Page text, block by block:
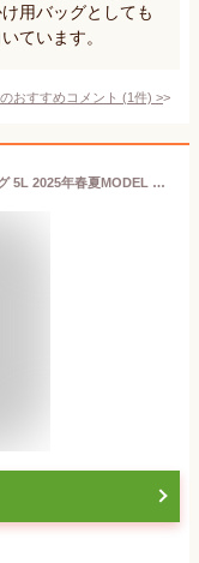
用バッグとしても
ています。
おすすめコメント (1件) >
ミズノ 【 MIZUNO 】 N-XT クーラーバッグ 5L 2025年春夏MODEL 【 33JMC017 クーラーバック 保冷 通勤 通学 試合 応援 部活動 メンズ レディース ブラック 】【翌日配達対象】【メール便不可】[自社倉庫]